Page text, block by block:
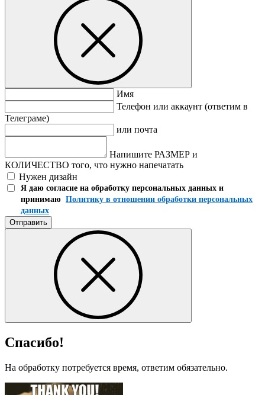
Имя
Телефон или аккаунт (ответим в
Телеграме)
или почта
Напишите РАЗМЕР и
КОЛИЧЕСТВО того, что нужно напечатать
Нужен дизайн
Я даю согласие на обработку персональных данных и
принимаю Политику в отношении обработки персональных
данных
Отправить
Спасибо!
На обработку потребуется время, ответим обязательно.